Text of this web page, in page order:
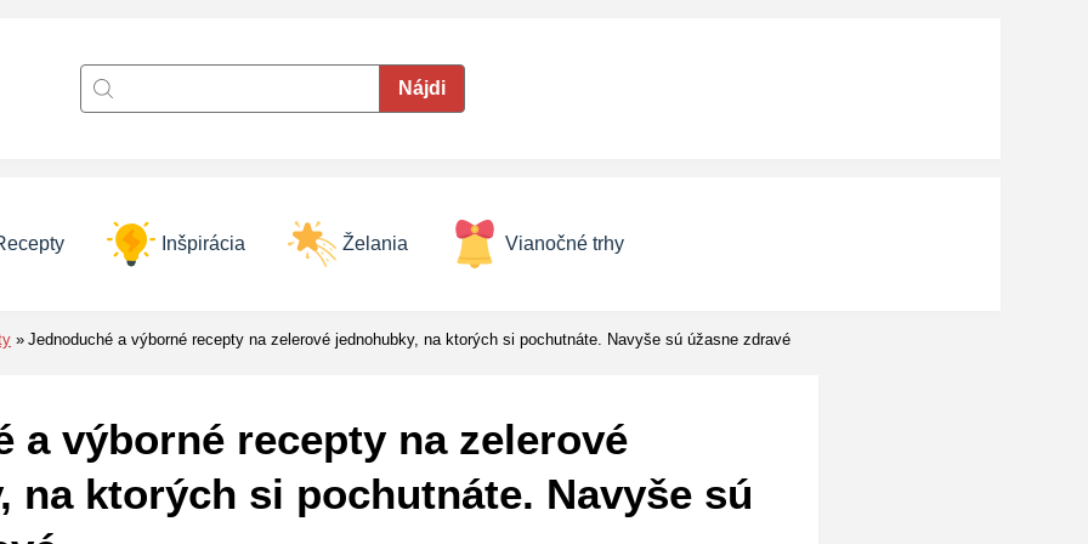
Inšpirácia Želania Vianočné trhy
Jednoduché a výborné recepty na zelerové jednohubky, na ktorých si pochutnáte. Navyše sú úžasne zdravé
a výborné recepty na zelerové
na ktorých si pochutnáte. Navyše sú